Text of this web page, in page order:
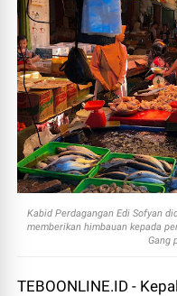
Kabid Perdagangan Edi Sofyan
memberikan himbauan kepada
Gang
TEBOONLINE.ID -